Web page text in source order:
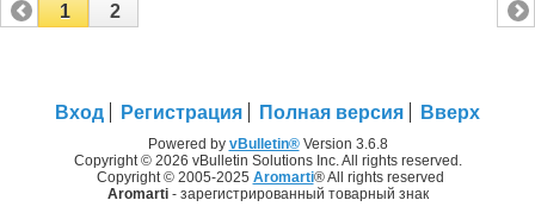
1 2
Вход Регистрация Полная версия Вверх
Powered by vBulletin®Version 3.6.8
Copyright © 2026 vBulletin Solutions Inc. All rights reserved.
Copyright © 2005-2025 Aromarti® All rights reserved
Aromarti- зарегистрированный товарный знак